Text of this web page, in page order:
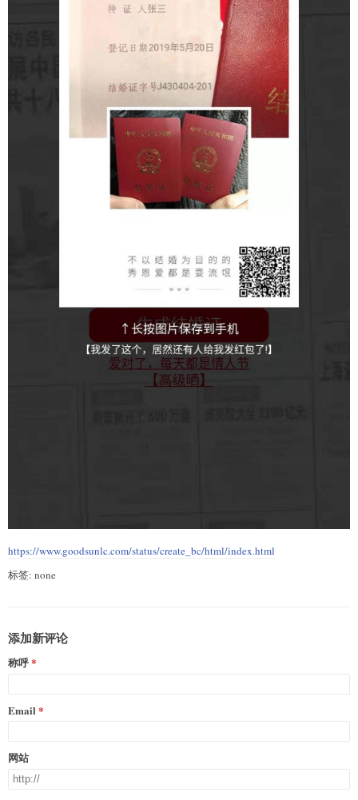
https://www.goodsunlc.com/status/create_bc/html/index.html
标签: none
添加新评论
称呼
Email
网站